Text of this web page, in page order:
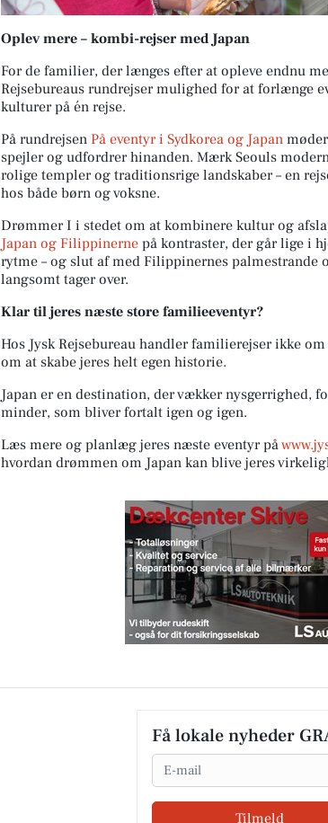
Oplev mere – kombi-rejser med Japan
For de familier, der længes efter at opleve endnu
Rejsebureaus rundrejser mulighed for at forlænge
kulturer på én rejse.
På rundrejsen På eventyr i Sydkorea og Japan
spejler og udfordrer hinanden. Mærk Seouls
rolige templer og traditionsrige landskaber – en
hos både børn og voksne.
Drømmer I i stedet om at kombinere kultur og
Japan og Filippinerne på kontraster, der går lige i
rytme – og slut af med Filippinernes palmestrande
langsomt tager over.
Klar til jeres næste store familieeventyr?
Hos Jysk Rejsebureau handler familierejser ikke
om at skabe jeres helt egen historie.
Japan er en destination, der vækker nysgerrighed,
minder, som bliver fortalt igen og igen.
Læs mere og planlæg jeres næste eventyr på
hvordan drømmen om Japan kan blive jeres
Få lokale nyheder
Email
Tilmeld